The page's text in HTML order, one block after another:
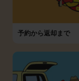
予約から返却まで